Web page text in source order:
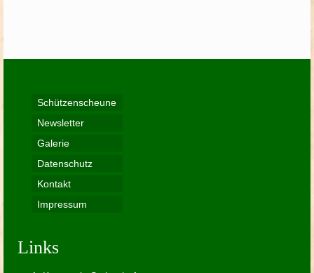
Schützenscheune
Newsletter
Galerie
Datenschutz
Kontakt
Impressum
Links